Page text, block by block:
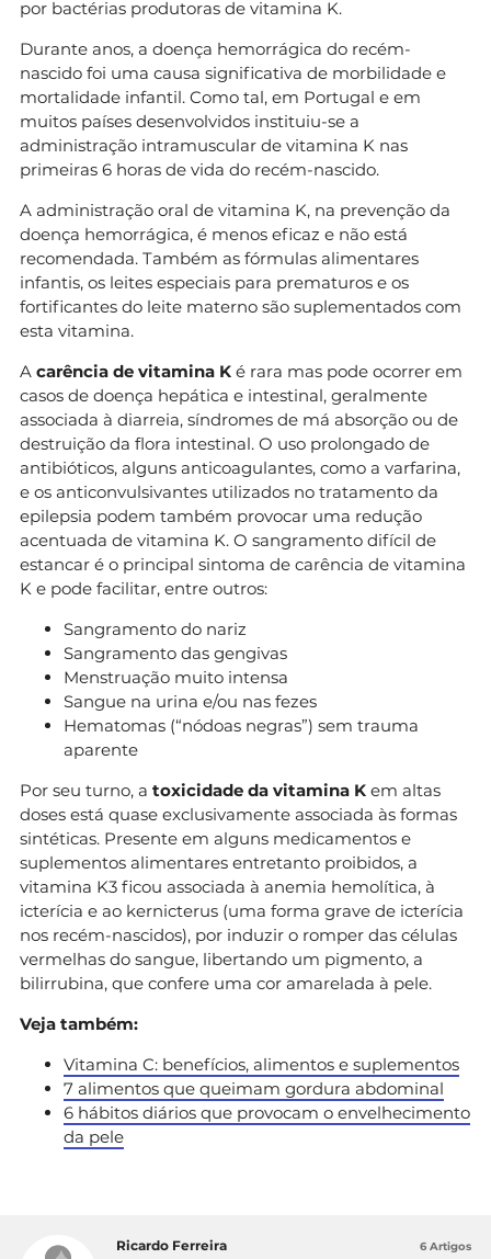
por bactérias produtoras de vitamina K.
Durante anos, a doença hemorrágica do recém-
nascido foi uma causa significativa de morbilidade e
mortalidade infantil. Como tal, em Portugal e em
muitos países desenvolvidos instituiu-se a
administração intramuscular de vitamina K nas
primeiras 6 horas de vida do recém-nascido.
A administração oral de vitamina K, na prevenção da
doença hemorrágica, é menos eficaz e não está
recomendada. Também as fórmulas alimentares
infantis, os leites especiais para prematuros e os
fortificantes do leite materno são suplementados com
esta vitamina.
A carência de vitamina K é rara mas pode ocorrer em
casos de doença hepática e intestinal, geralmente
associada à diarreia, síndromes de má absorção ou de
destruição da flora intestinal. O uso prolongado de
antibióticos, alguns anticoagulantes, como a varfarina,
e os anticonvulsivantes utilizados no tratamento da
epilepsia podem também provocar uma redução
acentuada de vitamina K. O sangramento difícil de
estancar é o principal sintoma de carência de vitamina
K e pode facilitar, entre outros:
Sangramento do nariz
Sangramento das gengivas
Menstruação muito intensa
Sangue na urina e/ou nas fezes
Hematomas (“nódoas negras”) sem trauma
aparente
Por seu turno, a toxicidade da vitamina K em altas
doses está quase exclusivamente associada às formas
sintéticas. Presente em alguns medicamentos e
suplementos alimentares entretanto proibidos, a
vitamina K3 ficou associada à anemia hemolítica, à
icterícia e ao kernicterus (uma forma grave de icterícia
nos recém-nascidos), por induzir o romper das células
vermelhas do sangue, libertando um pigmento, a
bilirrubina, que confere uma cor amarelada à pele.
Veja também:
Vitamina C: benefícios, alimentos e suplementos
7 alimentos que queimam gordura abdominal
6 hábitos diários que provocam o envelhecimento
da pele
Ricardo Ferreira 6 Artigos